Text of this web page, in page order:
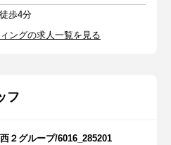
歩4分
ングの求人一覧を見る
フ
２グループ/6016_285201